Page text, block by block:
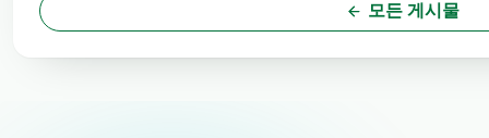
모든 게시물